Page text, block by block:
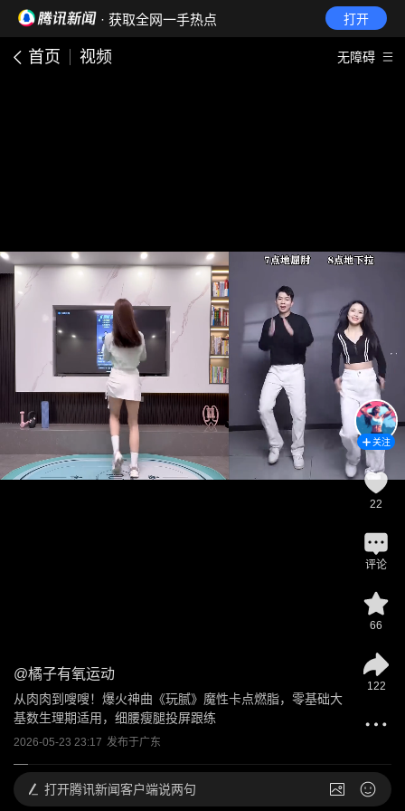
· 获取全网一手热点 打开
首页 视频 无障碍
@橘子有氧运动
从肉肉到嗖嗖！爆火神曲《玩腻》魔性卡点燃脂，零基础大
基数生理期适用，细腰瘦腿投屏跟练
2026-05-23 23:17 发布于广东
关注
22
评论
66
122
打开腾讯新闻客户端说两句